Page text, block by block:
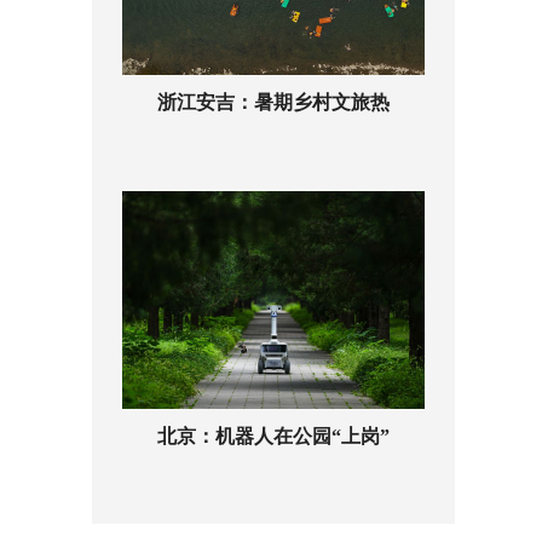
浙江安吉：暑期乡村文旅热
北京：机器人在公园“上岗”